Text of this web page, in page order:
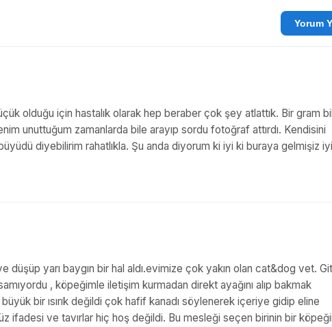
olduğu için hastalık olarak hep beraber çok şey atlattık. Bir gram
unuttuğum zamanlarda bile arayıp sordu fotoğraf attırdı. Kendisini
diyebilirim rahatlıkla. Şu anda diyorum ki iyi ki buraya gelmişiz
düşüp yarı baygın bir hal aldı.evimize çok yakın olan cat&dog vet.
, köpeğimle iletişim kurmadan direkt ayağını alıp bakmak
büyük bir ısırık değildi çok hafif kanadı söylenerek içeriye gidip eline
ifadesi ve tavırlar hiç hoş değildi. Bu mesleği seçen birinin bir